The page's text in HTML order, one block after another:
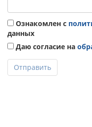
Ознакомлен с
данных
Даю согласие на
Отправить